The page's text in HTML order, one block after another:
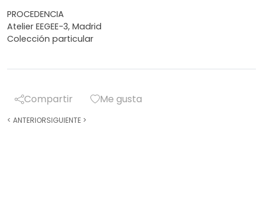
PROCEDENCIA
Atelier EEGEE-3, Madrid
Colección particular
Compartir Me gusta
< ANTERIORSIGUIENTE >